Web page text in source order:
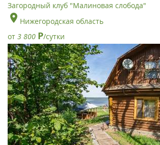
Загородный клуб "Малиновая слобода"
Нижегородская область
от 3 800 Р/сутки